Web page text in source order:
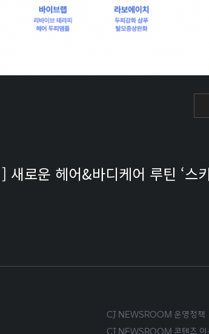
새로운 헤어&바디케어 루틴 ‘스
CJ NEWSROOM 운영정책
CJ NEWSROOM 콘텐츠 이